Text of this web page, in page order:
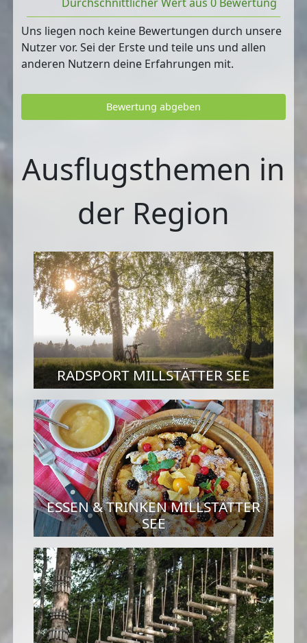
Uns liegen noch keine Bewertungen durch unsere
Nutzer vor. Sei der Erste und teile uns und allen
anderen Nutzern deine Erfahrungen mit.
Bewertung abgeben
Ausflugsthemen in
der Region
RADSPORT MILLSTÄTTER SEE
ESSEN & TRINKEN MILLSTÄTTER
SEE